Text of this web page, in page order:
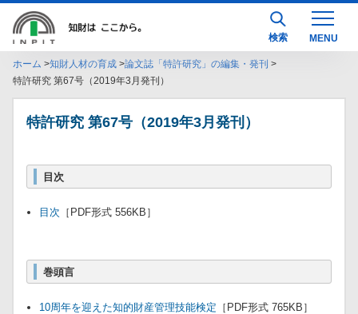
検索
ホーム 知財人材の育成
論文誌「特許研究」の編集・発刊
特許研究 第67号（2019年3月発刊）
特許研究 第67号（2019年3月発刊）
目次
目次 ［PDF形式 556KB］
巻頭言
10周年を迎えた知的財産管理技能検定 ［PDF形式 765KB］